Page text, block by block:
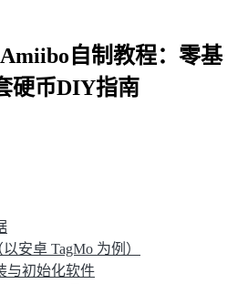
自制教程：零基
硬币DIY指南
安卓 TagMo 为例）
与初始化软件